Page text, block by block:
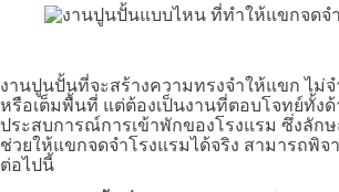
งานปูนปั้นที่จะสร้างความทรงจำให้แขก ไม่จ
หรือเต็มพื้นที่ แต่ต้องเป็นงานที่ตอบโจทย์ทั้ง
ประสบการณ์การเข้าพักของโรงแรม ซึ่งลัก
ช่วยให้แขกจดจำโรงแรมได้จริง สามารถพิจ
ต่อไปนี้